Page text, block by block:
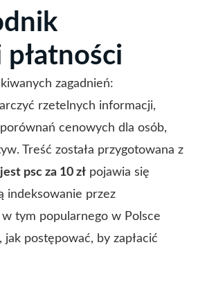
zagadnień:
rzetelnych informacji,
cenowych dla osób,
Treść została przygotowana z
psc za 10 zł pojawia się
indeksowanie przez
tym popularnego w Polsce
postępować, by zapłacić